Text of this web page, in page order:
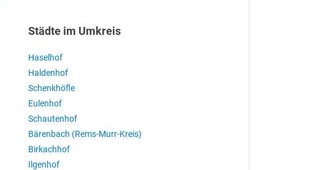
Städte im Umkreis
Haselhof
Haldenhof
Schenkhöfle
Eulenhof
Schautenhof
Bärenbach (Rems-Murr-Kreis)
Birkachhof
Ilgenhof